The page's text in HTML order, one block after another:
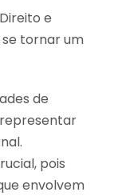
e
tornar um
de
pois
envolvem